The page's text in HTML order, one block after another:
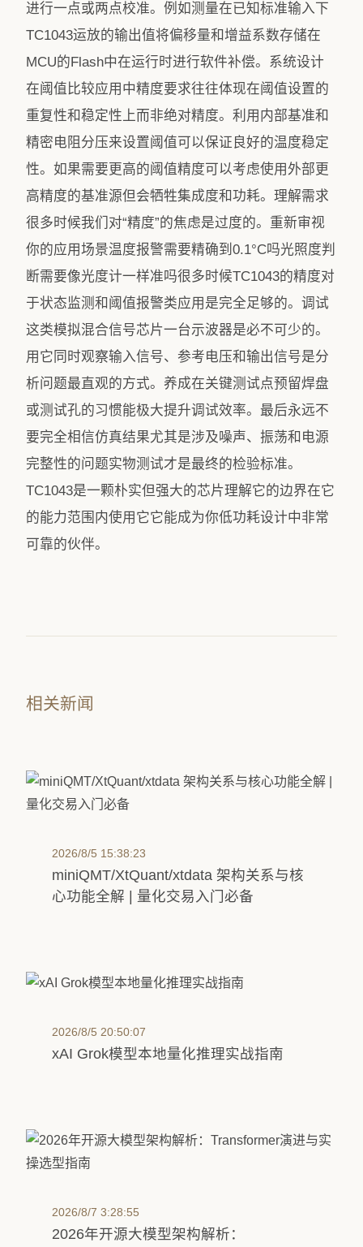
进行一点或两点校准。例如测量在已知标准输入下
TC1043运放的输出值将偏移量和增益系数存储在
MCU的Flash中在运行时进行软件补偿。系统设计
在阈值比较应用中精度要求往往体现在阈值设置的
重复性和稳定性上而非绝对精度。利用内部基准和
精密电阻分压来设置阈值可以保证良好的温度稳定
性。如果需要更高的阈值精度可以考虑使用外部更
高精度的基准源但会牺牲集成度和功耗。理解需求
很多时候我们对“精度”的焦虑是过度的。重新审视
你的应用场景温度报警需要精确到0.1°C吗光照度判
断需要像光度计一样准吗很多时候TC1043的精度对
于状态监测和阈值报警类应用是完全足够的。调试
这类模拟混合信号芯片一台示波器是必不可少的。
用它同时观察输入信号、参考电压和输出信号是分
析问题最直观的方式。养成在关键测试点预留焊盘
或测试孔的习惯能极大提升调试效率。最后永远不
要完全相信仿真结果尤其是涉及噪声、振荡和电源
完整性的问题实物测试才是最终的检验标准。
TC1043是一颗朴实但强大的芯片理解它的边界在它
的能力范围内使用它它能成为你低功耗设计中非常
可靠的伙伴。
相关新闻
2026/8/5 15:38:23
miniQMT/XtQuant/xtdata 架构关系与核
心功能全解 | 量化交易入门必备
2026/8/5 20:50:07
xAI Grok模型本地量化推理实战指南
2026/8/7 3:28:55
2026年开源大模型架构解析：